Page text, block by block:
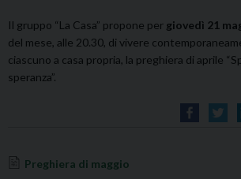
Il gruppo “La Casa” propone per giovedì 21
del mese, alle 20.30, di vivere
ciascuno a casa propria, la preghiera di aprile
speranza”.
Preghiera di maggio